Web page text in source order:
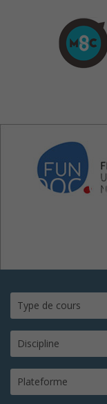
MOOC
Type de cours
Discipline
Plateforme